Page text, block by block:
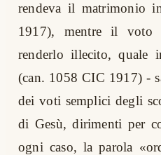
rendeva il matrimonio
1917), mentre il voto
renderlo illecito, quale
(can. 1058 CIC 1917) -
dei voti semplici degli
di Gesù, dirimenti per
ogni caso, la parola